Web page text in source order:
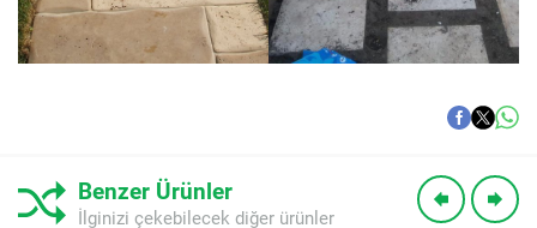
Benzer Ürünler
İlginizi çekebilecek diğer ürünler